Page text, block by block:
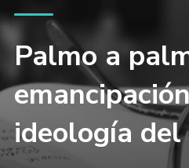
Palmo a
ideología del